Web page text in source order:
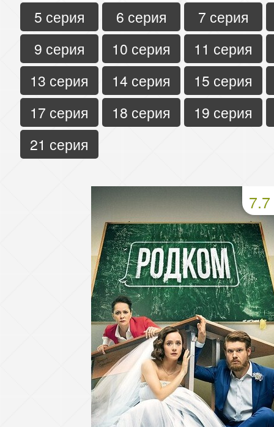
5 серия
6 серия
7 серия
9 серия
10 серия
11 серия
13 серия
14 серия
15 серия
17 серия
18 серия
19 серия
21 серия
7.7